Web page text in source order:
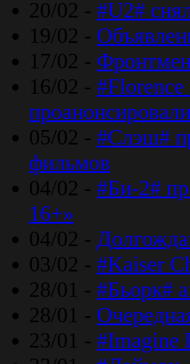
20/02 - #U2#
19/02 -
17/02 -
16/02 -
05/02 - #Слэш#
фильмов
04/02 - #Би-2#
16+»
04/02 -
03/02 - #Kaiser
28/01 - #Бьорк#
28/01 -
23/01 - #Imagine